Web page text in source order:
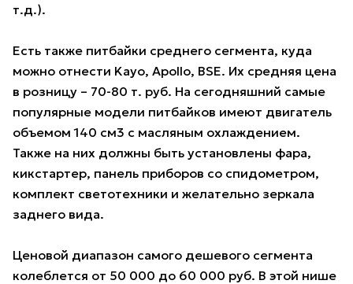
т.д.).
Есть также питбайки среднего сегмента, куда
можно отнести Kayo, Apollo, BSE. Их средняя цена
в розницу – 70-80 т. руб. На сегодняшний самые
популярные модели питбайков имеют двигатель
объемом 140 см3 с масляным охлаждением.
Также на них должны быть установлены фара,
кикстартер, панель приборов со спидометром,
комплект светотехники и желательно зеркала
заднего вида.
Ценовой диапазон самого дешевого сегмента
колеблется от 50 000 до 60 000 руб. В этой нише